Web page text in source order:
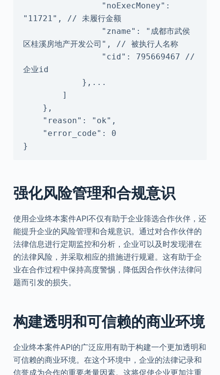
"11721", // 未履行金额
区桂溪房地产开发公司", // 被执行人名称
企业id
}
强化风险管理和合规意识
使用企业终本案件API不仅有助于企业筛选合作伙伴，还
能提升企业的风险管理和合规意识。通过对合作伙伴的
法律信息进行定期监控和分析，企业可以及时发现潜在
的法律风险，并采取相应的措施进行规避。这有助于企
业在合作过程中保持高度警惕，降低因合作伙伴法律问
题而引发的损失。
构建透明和可信赖的商业环境
企业终本案件API的广泛应用有助于构建一个更加透明和
可信赖的商业环境。在这个环境中，企业的法律记录和
信誉成为合作的重要考量因素。这将促使企业更加注重